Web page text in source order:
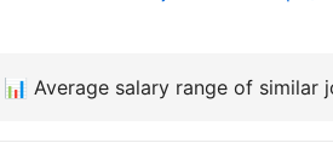
📊 Average salary range of similar